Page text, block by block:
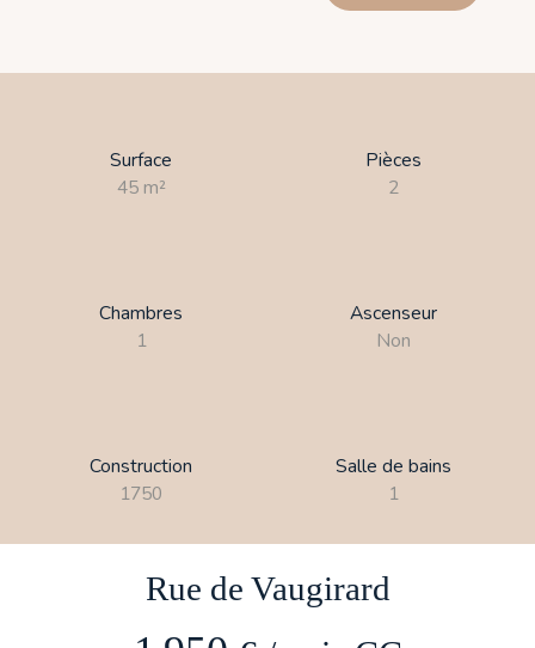
Surface
45 m²
Pièces
2
Chambres
1
Ascenseur
Non
Construction
1750
Salle de bains
1
Rue de Vaugirard